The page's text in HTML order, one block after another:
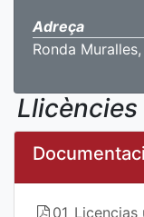
Adreça
Ronda